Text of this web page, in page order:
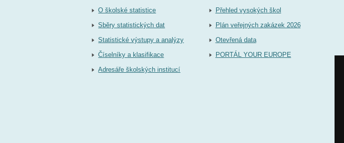
O školské statistice
Sběry statistických dat
Statistické výstupy a analýzy
Číselníky a klasifikace
Adresáře školských institucí
Přehled vysokých škol
Plán veřejných zakázek 2026
Otevřená data
PORTÁL YOUR EUROPE